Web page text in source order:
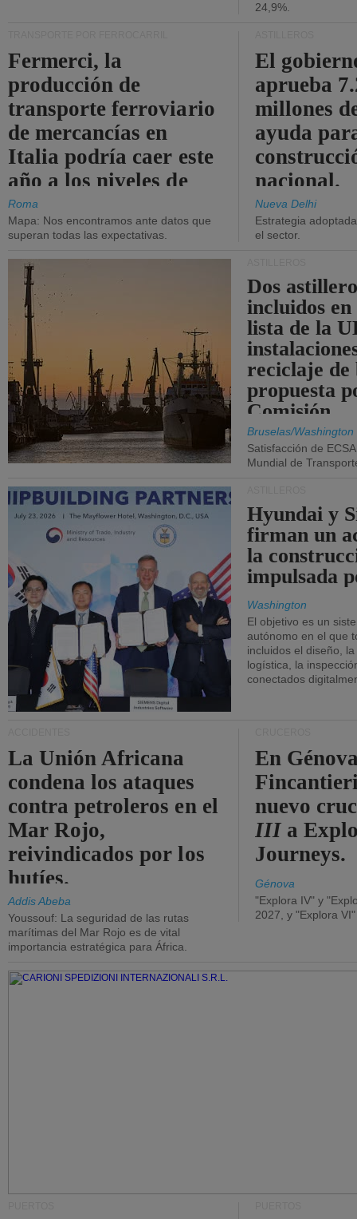
24,9%.
Fermerci, la
producción de
transporte ferroviario
de mercancías en
Italia podría caer este
año a los niveles de
2015.
Roma
Mapa: Nos encontramos ante datos que
superan todas las expectativas.
El
aprueba
millones
ayuda
nacional.
Nueva Delhi
Estrategia
el sector.
Dos
incluidos
lista de la
reciclaje de
propuesta
Comisión.
Bruselas/Washington
Satisfacción de
Mundial de
Hyundai y
firman un
la
impulsada
Washington
El objetivo es un
autónomo en el que
incluidos el diseño,
logística, la
conectados
La Unión Africana
condena los ataques
contra petroleros en el
Mar Rojo,
reivindicados por los
hutíes.
Addis Abeba
Youssouf: La seguridad de las rutas
marítimas del Mar Rojo es de vital
importancia estratégica para África.
En
nuevo
III a
Journeys.
Génova
"Explora IV" y
2027, y "Explora